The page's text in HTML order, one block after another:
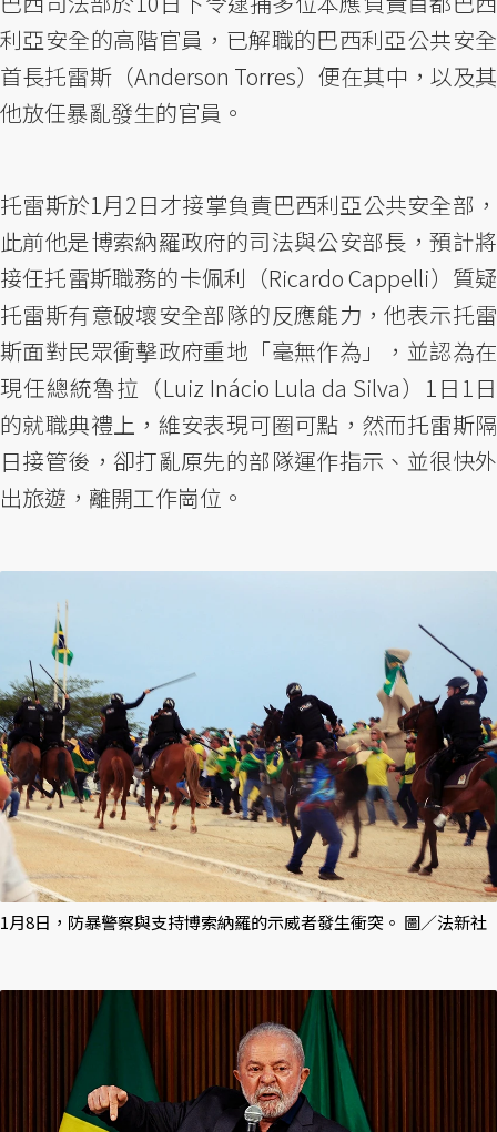
利亞安全的高階官員，已解職的巴西利亞公共安全
首長托雷斯（Anderson Torres）便在其中，以及其
他放任暴亂發生的官員。
托雷斯於1月2日才接掌負責巴西利亞公共安全部，
此前他是博索納羅政府的司法與公安部長，預計將
接任托雷斯職務的卡佩利（Ricardo Cappelli）質疑
托雷斯有意破壞安全部隊的反應能力，他表示托雷
斯面對民眾衝擊政府重地「毫無作為」，並認為在
現任總統魯拉（Luiz Inácio Lula da Silva）1日1日
的就職典禮上，維安表現可圈可點，然而托雷斯隔
日接管後，卻打亂原先的部隊運作指示、並很快外
出旅遊，離開工作崗位。
1月8日，防暴警察與支持博索納羅的示威者發生衝突。 圖／法新社